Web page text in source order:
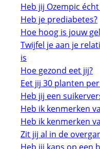
Heb jij Ozempic
Heb je prediabetes?
Hoe hoog is jouw
Twijfel je aan je
is
Hoe gezond eet jij?
Eet jij 30 planten
Heb jij een
Heb ik kenmerken
Heb ik kenmerken
Zit jij al in de